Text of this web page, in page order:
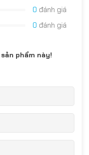
0 đánh giá
0 đánh giá
phẩm này!